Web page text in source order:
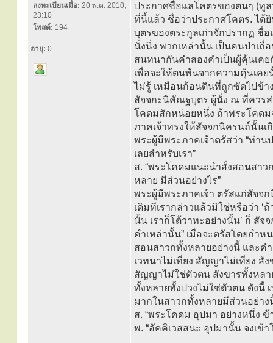
ลงทะเบียนเมื่อ: 20 พ.ค. 2010,
23:10
โพสต์: 194
อายุ: 0
ประกาศชื่อแลโคตรของตนๆ (ทู
ที่นี้แล้ว ชื่อว่าประกาศโคตร. ได้
บุตรของตระกูลเก่าจักปรากฏ ชื่
นั่งนิ่ง พวกเหล่านั้น เป็นคนป่าเ
สนทนากันคำสองคำเป็นผู้คุ้นเค
เพื่อจะให้ตนพ้นจากความคุ้นเค
ไม่รู้ เหมือนก้อนดินที่ถูกซัดไปข้า
สัจจกะนิคัณฐบุตร ผู้นั่ง ณ ที่ควรส่
โคดมสักหน่อยหนึ่ง ถ้าพระโคดม
ภาคเจ้าทรงให้สัจจกนิครนถ์นั้น
พระผู้มีพระภาคเจ้าตรัสว่า “ท่า
เลยสำหรับเรา”
ส. “พระโคดมแนะนำสั่งสอนสา
หลาย มีส่วนอย่างไร”
พระผู้มีพระภาคเจ้า ตรัสแก่สัจจ
เดิมทีเรากล่าวแล้วมิใช่หรือว่า
นั้น เราก็โต้วาทะอย่างนั้น’ ก็ สัจ
คำเหล่านั้น” เมื่อจะตรัสโดยกำ
สอนสาวกทั้งหลายอย่างนี้ และค
เวทนาไม่เที่ยง สัญญาไม่เที่ยง สั
สัญญาไม่ใช่ตัวตน สังขารทั้งหล
ทั้งหลายทั้งปวงไม่ใช่ตัวตน ดังนี้
มากในสาวกทั้งหลายมีส่วนอย่าง
ส. “พระโคดม อุปมา อย่างหนึ่ง ข้
พ. “อัคคิเวสสนะ อุปมานั้น จงเข้